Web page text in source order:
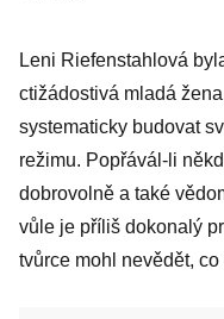
Leni Riefenstahlová
ctižádostivá mladá
systematicky budovat
režimu. Popřávál-li
dobrovolně a také
vůle je příliš dokonalý
tvůrce mohl nevědět, co